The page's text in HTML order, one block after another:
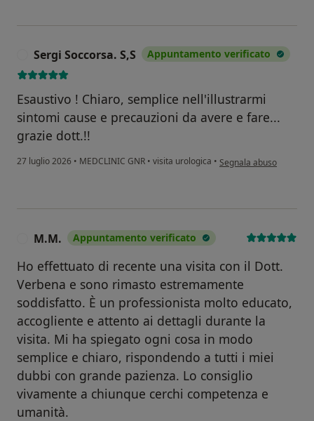
Sergi Soccorsa. S,S Appuntamento verificato
Esaustivo ! Chiaro, semplice nell'illustrarmi
sintomi cause e precauzioni da avere e fare...
grazie dott.!!
27 luglio 2026 • MEDCLINIC GNR • visita urologica • secondo l'opinione
Segnala abuso
M.M. Appuntamento verificato
Ho effettuato di recente una visita con il Dott.
Verbena e sono rimasto estremamente
soddisfatto. È un professionista molto educato,
accogliente e attento ai dettagli durante la
visita. Mi ha spiegato ogni cosa in modo
semplice e chiaro, rispondendo a tutti i miei
dubbi con grande pazienza. Lo consiglio
vivamente a chiunque cerchi competenza e
umanità.